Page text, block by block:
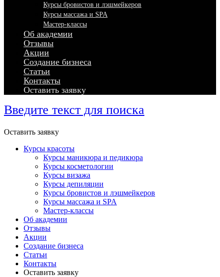
Курсы бровистов и лэшмейкеров
Курсы массажа и SPA
Мастер-классы
Об академии
Отзывы
Акции
Создание бизнеса
Статьи
Контакты
Оставить заявку
Введите текст для поиска
Оставить заявку
Курсы красоты
Курсы маникюра и педикюра
Курсы косметологии
Курсы визажа
Курсы депиляции
Курсы бровистов и лэшмейкеров
Курсы массажа и SPA
Мастер-классы
Об академии
Отзывы
Акции
Создание бизнеса
Статьи
Контакты
Оставить заявку